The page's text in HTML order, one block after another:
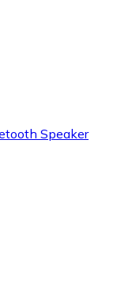
Speaker